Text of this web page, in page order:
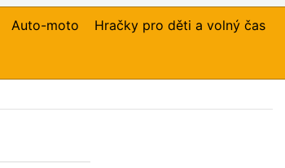
Auto-moto Hračky pro děti a volný čas